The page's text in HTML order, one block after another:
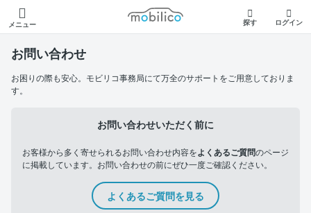
メニュー
モビリコ
探す ログイン
お問い合わせ
お困りの際も安心。モビリコ事務局にて万全のサポートをご用意しておりま
す。
お問い合わせいただく前に
お客様から多く寄せられるお問い合わせ内容をよくあるご質問のページ
に掲載しています。お問い合わせの前にぜひ一度ご確認ください。
よくあるご質問を見る